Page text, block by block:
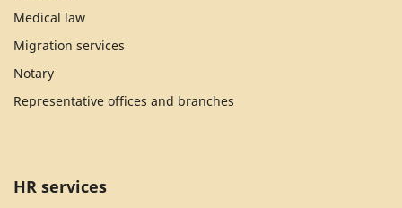
Medical law
Migration services
Notary
Representative offices and branches
HR services